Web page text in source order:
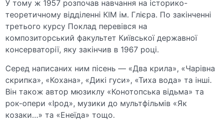
У тому ж 1957 розпочав навчання на історико-
теоретичному відділенні КІМ ім. Глієра. По закінченні
третього курсу Поклад перевівся на
композиторський факультет Київської державної
консерваторії, яку закінчив в 1967 році.
Серед написаних ним пісень — «Два крила», «Чарівна
скрипка», «Кохана», «Дикі гуси», «Тиха вода» та інші.
Він також автор мюзиклу «Конотопська відьма» та
рок-опери «Ірод», музики до мультфільмів «Як
козаки…» та «Енеїда» тощо.